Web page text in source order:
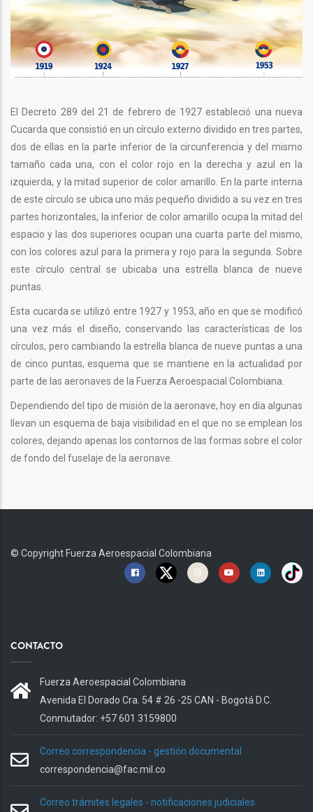
El Decreto 289 del 21 de febrero de 1927 estableció una nueva
Cucarda que consistió en un círculo externo dividido en tres partes,
dos de ellas en la parte inferior de la circunferencia y del mismo
tamaño cada una, con el color rojo en la derecha y azul en la
izquierda, y la mitad superior de color amarillo. En la parte interna
de este círculo se ubica uno más pequeño dividido a su vez en tres
partes horizontales, la inferior de color amarillo ocupa la mitad del
espacio y las dos superiores ocupan una cuarta parte del mismo,
con los colores azul para la primera y rojo para la segunda. Sobre
este círculo central se ubicaba una estrella blanca de nueve
puntas.
Esta cucarda se utilizó entre 1927 y 1953, año en que se modificó
una vez más el diseño, conservando las características de los
círculos, pero cambiando la estrella blanca de nueve puntas a una
de cinco puntas, esquema que se mantiene en la actualidad por
parte de las aeronaves de la Fuerza Aeroespacial Colombiana.
Dependiendo del tipo de misión de la aeronave, hoy en día algunas
llevan un esquema de baja visibilidad en el que no se emplean los
colores, dejando apenas los contornos de las formas sobre el color
de fondo del fuselaje de la aeronave.
© Copyright Fuerza Aeroespacial Colombiana
CONTACTO
Fuerza Aeroespacial Colombiana
Avenida El Dorado Cra. 54 # 26 -25 CAN - Bogotá D.C.
Conmutador: +57 601 3159800
Correo correspondencia - gestión documental
correspondencia@fac.mil.co
Correo trámites legales - notificaciones judiciales